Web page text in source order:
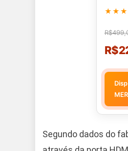
Segundo dados do